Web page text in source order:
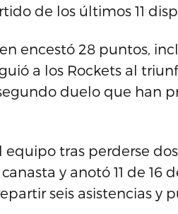
de los últimos 11
encestó 28 puntos,
a los Rockets al
duelo que han
equipo tras perderse
y anotó 11 de
seis asistencias y